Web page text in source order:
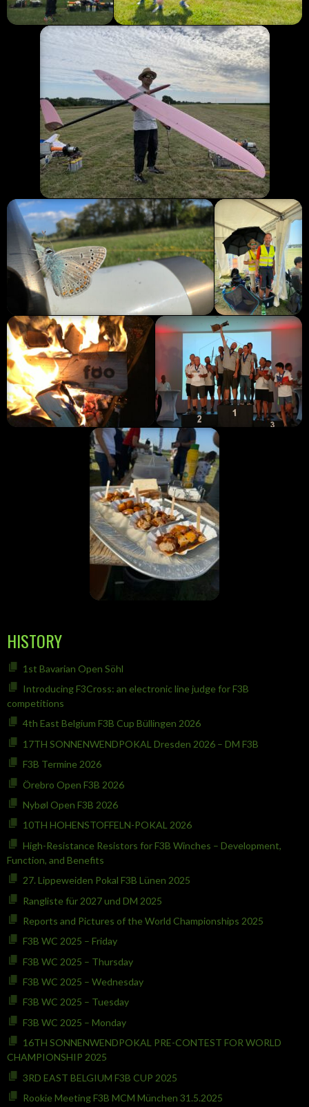
HISTORY
1st Bavarian Open Söhl
Introducing F3Cross: an electronic line judge for F3B
competitions
4th East Belgium F3B Cup Büllingen 2026
17TH SONNENWENDPOKAL Dresden 2026 – DM F3B
F3B Termine 2026
Örebro Open F3B 2026
Nybøl Open F3B 2026
10TH HOHENSTOFFELN-POKAL 2026
High-Resistance Resistors for F3B Winches – Development,
Function, and Benefits
27. Lippeweiden Pokal F3B Lünen 2025
Rangliste für 2027 und DM 2025
Reports and Pictures of the World Championships 2025
F3B WC 2025 – Friday
F3B WC 2025 – Thursday
F3B WC 2025 – Wednesday
F3B WC 2025 – Tuesday
F3B WC 2025 – Monday
16TH SONNENWENDPOKAL PRE-CONTEST FOR WORLD
CHAMPIONSHIP 2025
3RD EAST BELGIUM F3B CUP 2025
Rookie Meeting F3B MCM München 31.5.2025